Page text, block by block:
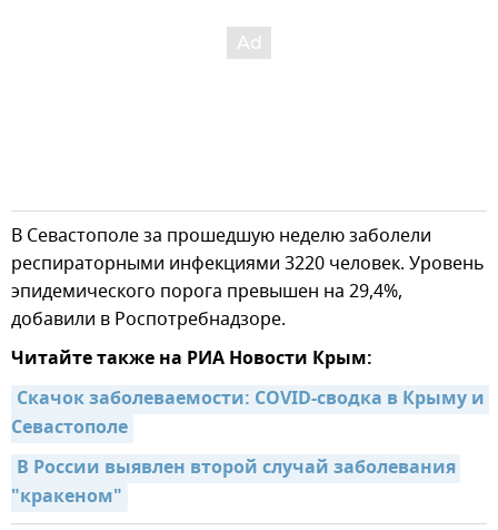
В Севастополе за прошедшую неделю заболели
респираторными инфекциями 3220 человек. Уровень
эпидемического порога превышен на 29,4%,
добавили в Роспотребнадзоре.
Читайте также на РИА Новости Крым:
Скачок заболеваемости: COVID-сводка в Крыму и
Севастополе
В России выявлен второй случай заболевания
"кракеном"